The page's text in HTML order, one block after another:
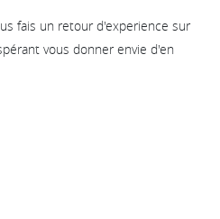
fais un retour d'experience sur
vous donner envie d'en